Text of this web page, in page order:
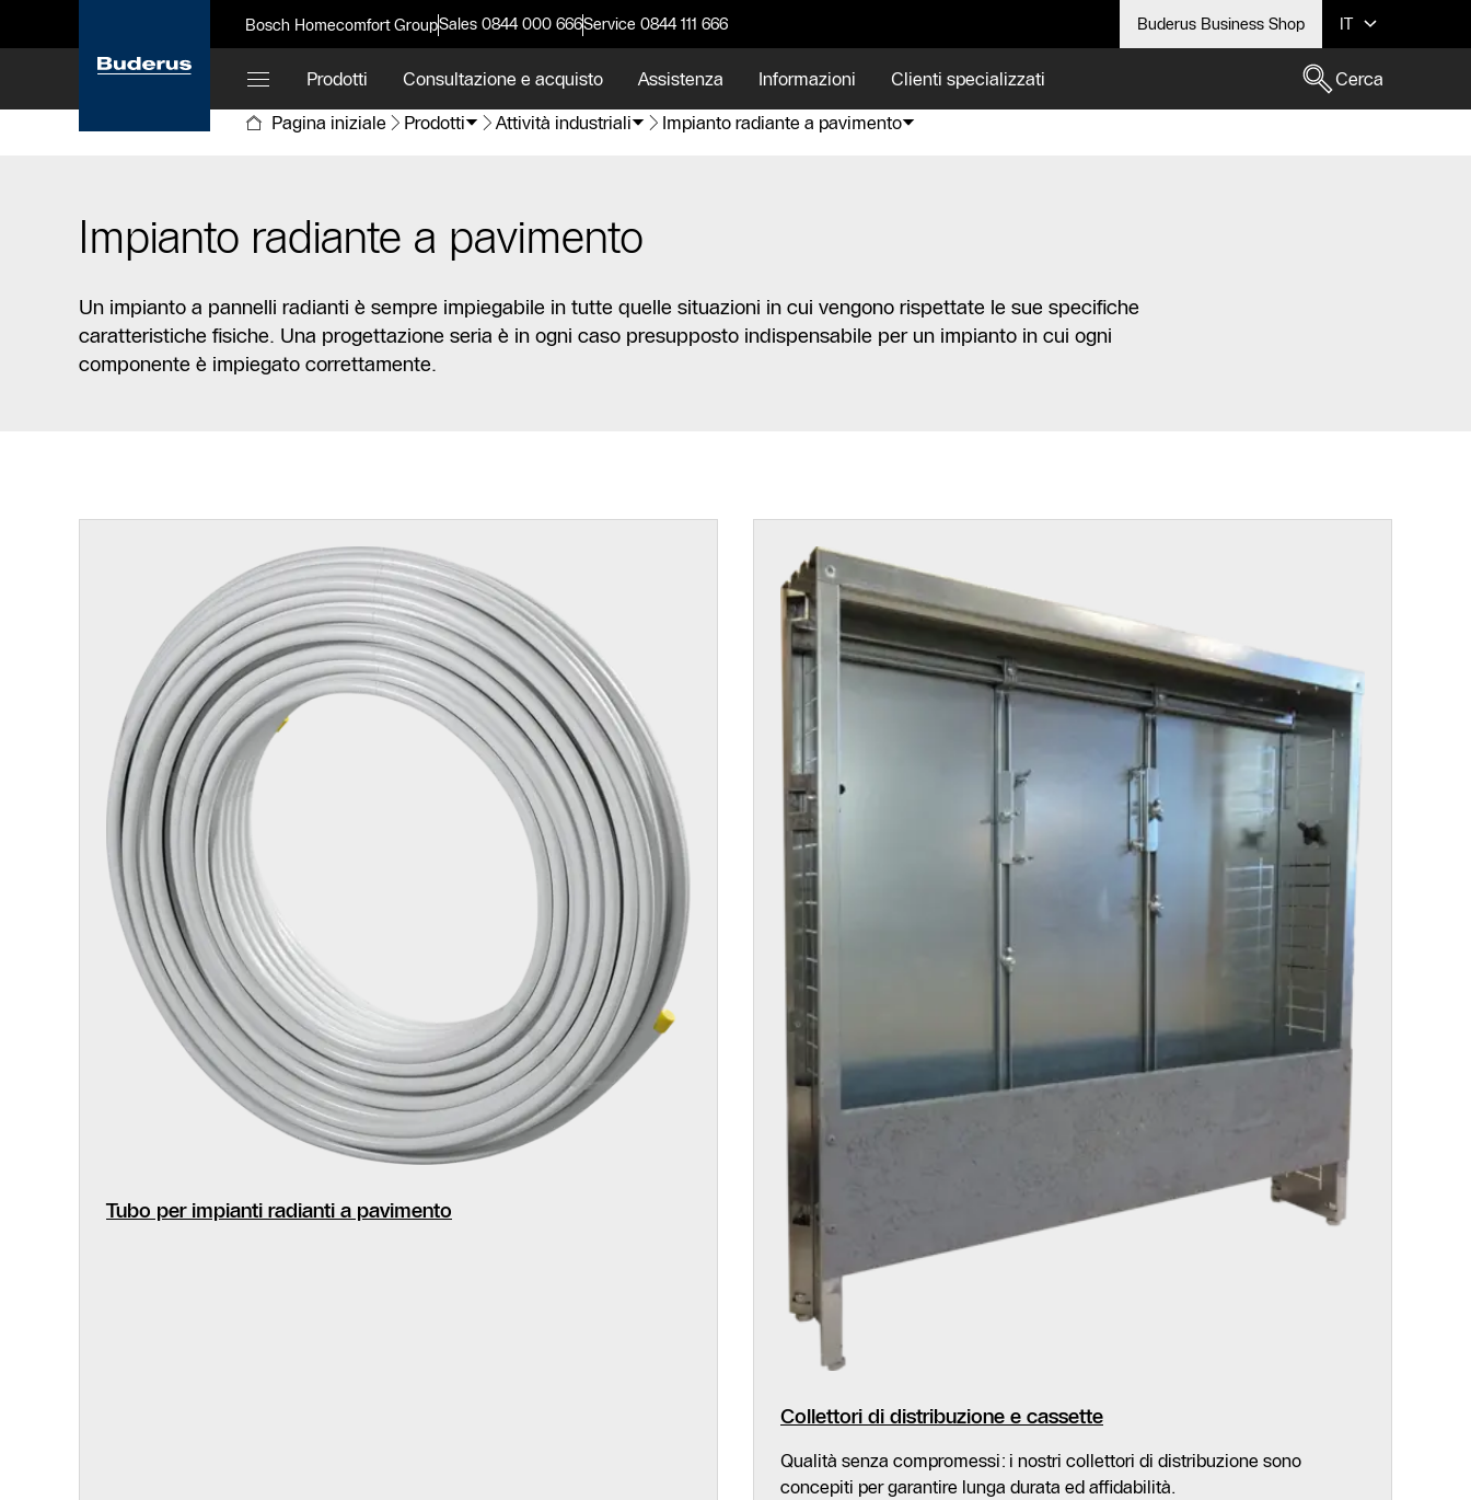
Bosch Homecomfort GroupSales 0844 000 666Service 0844 111 666 Buderus Business Shop IT
Prodotti Consultazione e acquisto Assistenza Informazioni Clienti specializzati
Cerca
Pagina iniziale
Prodotti Attività industriali Impianto radiante a pavimento
Impianto radiante a pavimento
Un impianto a pannelli radianti è sempre impiegabile in tutte quelle situazioni in cui vengono rispettate le sue specifiche
caratteristiche fisiche. Una progettazione seria è in ogni caso presupposto indispensabile per un impianto in cui ogni
componente è impiegato correttamente.
Tubo per impianti radianti a pavimento
Collettori di distribuzione e cassette
Qualità senza compromessi: i nostri collettori di distribuzione sono
concepiti per garantire lunga durata ed affidabilità.